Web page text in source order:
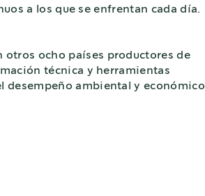
a los que se enfrentan cada día.
otros ocho países productores de
técnica y herramientas
desempeño ambiental y económico